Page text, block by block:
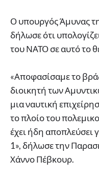
Ο υπουργός Άμυνας
δήλωσε ότι
του ΝΑΤΟ σε αυτό το
«Αποφασίσαμε το
διοικητή των
μια ναυτική
το πλοίο του
έχει ήδη αποπλεύσει
1», δήλωσε την
Χάννο Πέβκουρ.